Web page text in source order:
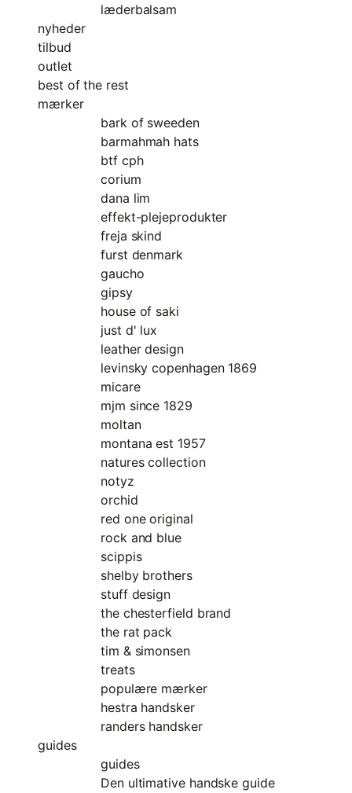
læderbalsam
nyheder
tilbud
outlet
best of the rest
mærker
bark of sweeden
barmahmah hats
btf cph
corium
dana lim
effekt-plejeprodukter
freja skind
furst denmark
gaucho
gipsy
house of saki
just d' lux
leather design
levinsky copenhagen 1869
micare
mjm since 1829
moltan
montana est 1957
natures collection
notyz
orchid
red one original
rock and blue
scippis
shelby brothers
stuff design
the chesterfield brand
the rat pack
tim & simonsen
treats
populære mærker
hestra handsker
randers handsker
guides
guides
Den ultimative handske guide